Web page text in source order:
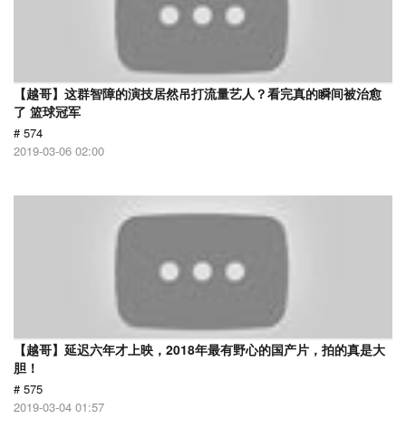
【越哥】这群智障的演技居然吊打流量艺人？看完真的瞬间被治愈
了 篮球冠军
# 574
2019-03-06 02:00
【越哥】延迟六年才上映，2018年最有野心的国产片，拍的真是大
胆！
# 575
2019-03-04 01:57